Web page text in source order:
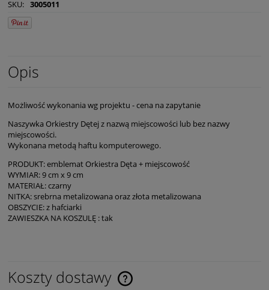
SKU: 3005011
Opis
Możliwość wykonania wg projektu - cena na zapytanie
Naszywka Orkiestry Dętej z nazwą miejscowości lub bez nazwy
miejscowości.
Wykonana metodą haftu komputerowego.
PRODUKT: emblemat Orkiestra Dęta + miejscowość
WYMIAR: 9 cm x 9 cm
MATERIAŁ: czarny
NITKA: srebrna metalizowana oraz złota metalizowana
OBSZYCIE: z hafciarki
ZAWIESZKA NA KOSZULĘ : tak
Koszty dostawy
Cena nie zawiera ewentualnych kosztów płatności